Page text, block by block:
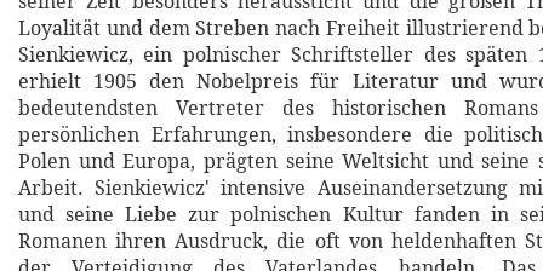
Loyalität und dem Streben nach Freiheit illustrierend
Sienkiewicz, ein polnischer Schriftsteller des späten
erhielt 1905 den Nobelpreis für Literatur und
bedeutendsten Vertreter des historischen
persönlichen Erfahrungen, insbesondere die
Polen und Europa, prägten seine Weltsicht und seine
Arbeit. Sienkiewicz' intensive Auseinandersetzung
und seine Liebe zur polnischen Kultur fanden in
Romanen ihren Ausdruck, die oft von heldenhaften